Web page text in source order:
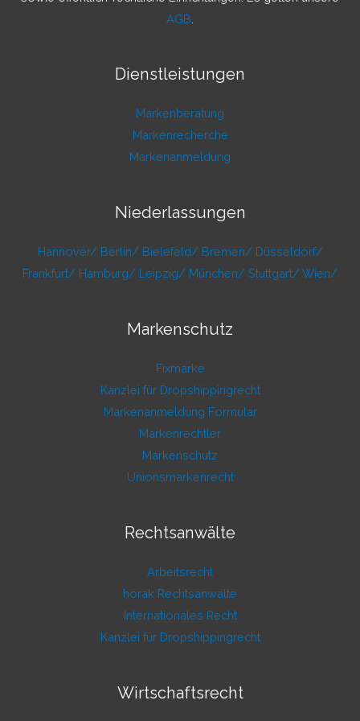
AGB
Dienstleistungen
Markenberatung
Markenrecherche
Markenanmeldung
Niederlassungen
Hannover/ Berlin/ Bielefeld/ Bremen/ Düsseldorf/
Frankfurt/ Hamburg/ Leipzig/ München/ Stuttgart/ Wien/
Markenschutz
Fixmarke
Kanzlei für Dropshippingrecht
Markenanmeldung Formular
Markenrechtler
Markenschutz
Unionsmarkenrecht
Rechtsanwälte
Arbeitsrecht
horak Rechtsanwälte
Internationales Recht
Kanzlei für Dropshippingrecht
Wirtschaftsrecht